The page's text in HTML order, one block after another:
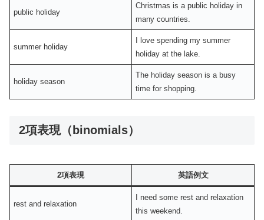
public holiday
Christmas is a public holiday in
many countries.
summer holiday
I love spending my summer
holiday at the lake.
holiday season
The holiday season is a busy
time for shopping.
2項表現（binomials）
2項表現 英語例文
rest and relaxation
I need some rest and relaxation
this weekend.